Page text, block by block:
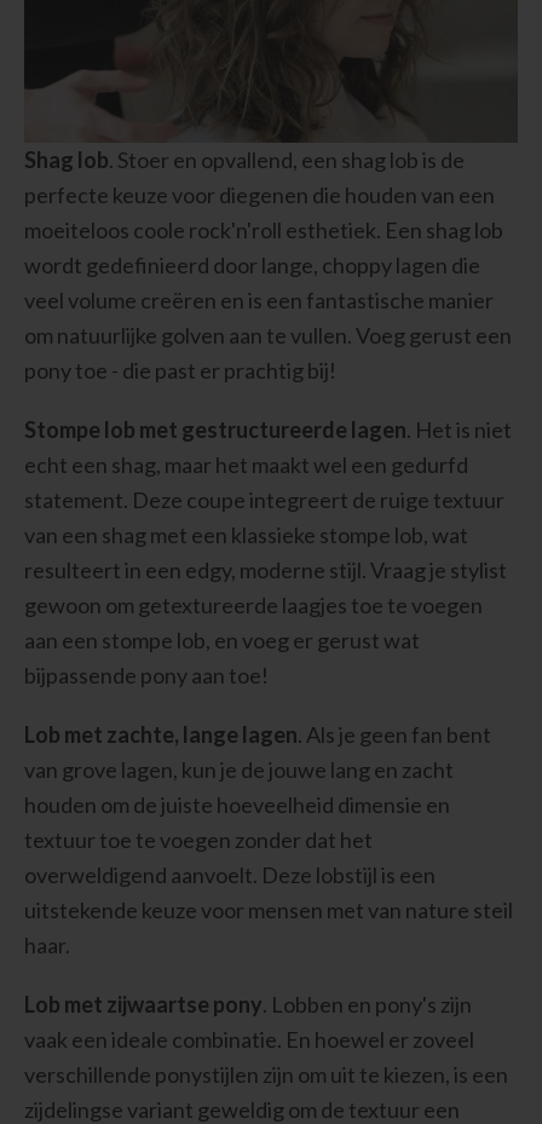
Shag lob. Stoer en opvallend, een shag lob is de
perfecte keuze voor diegenen die houden van een
moeiteloos coole rock'n'roll esthetiek. Een shag lob
wordt gedefinieerd door lange, choppy lagen die
veel volume creëren en is een fantastische manier
om natuurlijke golven aan te vullen. Voeg gerust een
pony toe - die past er prachtig bij!
Stompe lob met gestructureerde lagen. Het is niet
echt een shag, maar het maakt wel een gedurfd
statement. Deze coupe integreert de ruige textuur
van een shag met een klassieke stompe lob, wat
resulteert in een edgy, moderne stijl. Vraag je stylist
gewoon om getextureerde laagjes toe te voegen
aan een stompe lob, en voeg er gerust wat
bijpassende pony aan toe!
Lob met zachte, lange lagen. Als je geen fan bent
van grove lagen, kun je de jouwe lang en zacht
houden om de juiste hoeveelheid dimensie en
textuur toe te voegen zonder dat het
overweldigend aanvoelt. Deze lobstijl is een
uitstekende keuze voor mensen met van nature steil
haar.
Lob met zijwaartse pony. Lobben en pony's zijn
vaak een ideale combinatie. En hoewel er zoveel
verschillende ponystijlen zijn om uit te kiezen, is een
zijdelingse variant geweldig om de textuur een